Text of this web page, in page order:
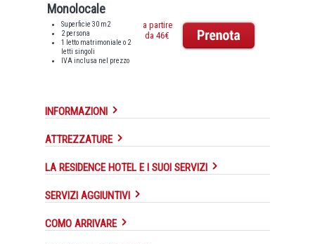
Monolocale
Superficie 30 m2
2 persona
1 letto matrimoniale o 2
letti singoli
IVA inclusa nel prezzo
a partire
da 46€
INFORMAZIONI
ATTREZZATURE
LA RESIDENCE HOTEL E I SUOI SERVIZI
SERVIZI AGGIUNTIVI
COMO ARRIVARE